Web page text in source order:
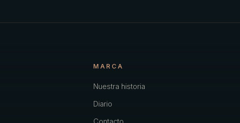
MARCA
Nuestra historia
Diario